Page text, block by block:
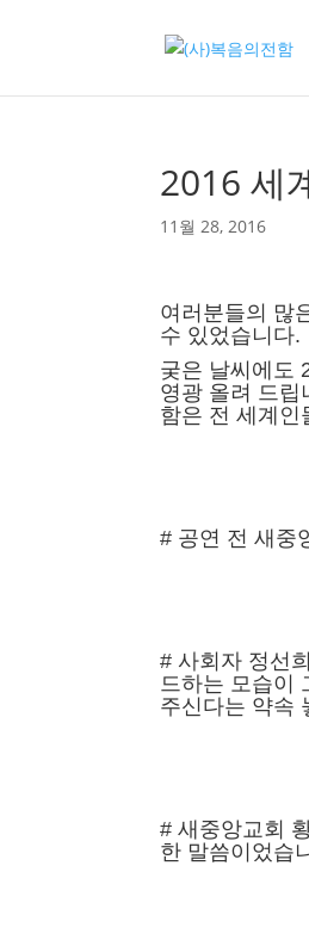
2016 세
11월 28, 2016
여러분들의 많
수 있었습니다.
궂은 날씨에도
영광 올려 드
함은 전 세계인
# 공연 전 새중
# 사회자 정선
드하는 모습이
주신다는 약속
# 새중앙교회
한 말씀이었습